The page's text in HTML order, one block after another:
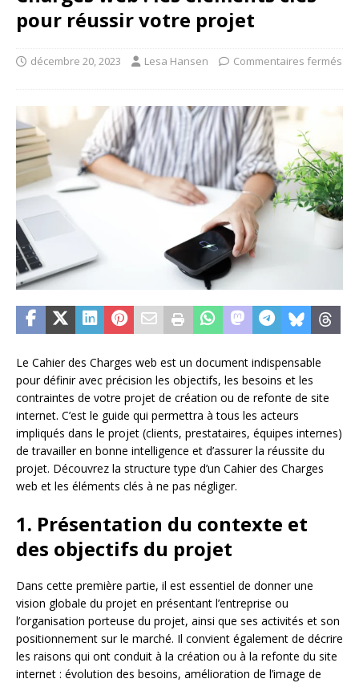
pour réussir votre projet
décembre 20, 2023 Lesa Hansen Commentaires fermés
Le Cahier des Charges web est un document indispensable
pour définir avec précision les objectifs, les besoins et les
contraintes de votre projet de création ou de refonte de site
internet. C’est le guide qui permettra à tous les acteurs
impliqués dans le projet (clients, prestataires, équipes internes)
de travailler en bonne intelligence et d’assurer la réussite du
projet. Découvrez la structure type d’un Cahier des Charges
web et les éléments clés à ne pas négliger.
1. Présentation du contexte et
des objectifs du projet
Dans cette première partie, il est essentiel de donner une
vision globale du projet en présentant l’entreprise ou
l’organisation porteuse du projet, ainsi que ses activités et son
positionnement sur le marché. Il convient également de décrire
les raisons qui ont conduit à la création ou à la refonte du site
internet : évolution des besoins, amélioration de l’image de